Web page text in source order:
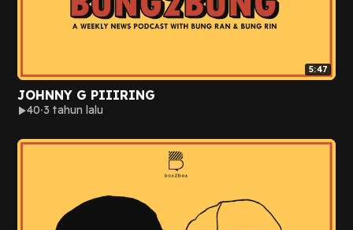
5:47
JOHNNY G PIIIRING
40 3 tahun lalu